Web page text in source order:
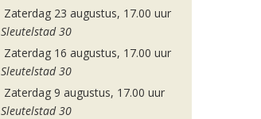
Zaterdag 23 augustus, 17.00 uur
Sleutelstad 30
Zaterdag 16 augustus, 17.00 uur
Sleutelstad 30
Zaterdag 9 augustus, 17.00 uur
Sleutelstad 30